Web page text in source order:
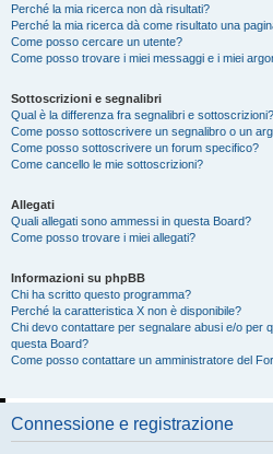
Perché la mia ricerca non dà risultati?
Perché la mia ricerca dà come risultato una
Come posso cercare un utente?
Come posso trovare i miei messaggi e i miei
Sottoscrizioni e segnalibri
Qual è la differenza fra segnalibri e sottoscrizioni?
Come posso sottoscrivere un segnalibro o un
Come posso sottoscrivere un forum specifico?
Come cancello le mie sottoscrizioni?
Allegati
Quali allegati sono ammessi in questa Board?
Come posso trovare i miei allegati?
Informazioni su phpBB
Chi ha scritto questo programma?
Perché la caratteristica X non è disponibile?
Chi devo contattare per segnalare abusi e/o per
questa Board?
Come posso contattare un amministratore del
Connessione e registrazione